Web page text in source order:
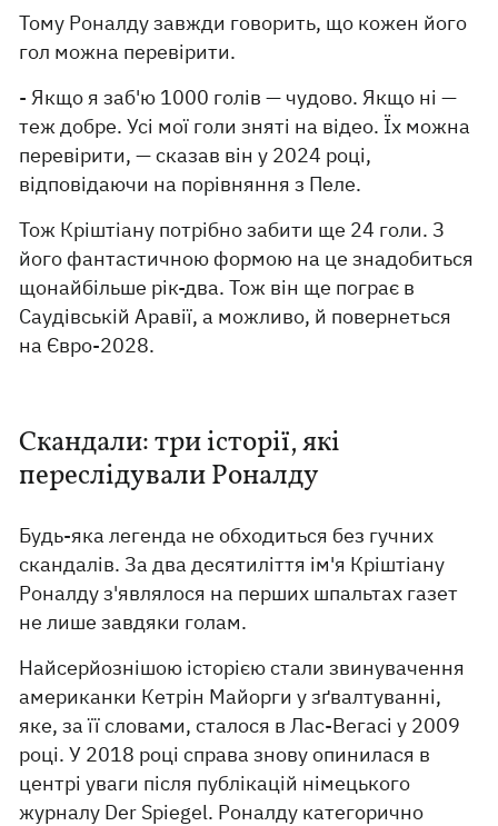
Тому Роналду завжди говорить, що кожен його
гол можна перевірити.
- Якщо я заб'ю 1000 голів — чудово. Якщо ні —
теж добре. Усі мої голи зняті на відео. Їх можна
перевірити, — сказав він у 2024 році,
відповідаючи на порівняння з Пеле.
Тож Кріштіану потрібно забити ще 24 голи. З
його фантастичною формою на це знадобиться
щонайбільше рік-два. Тож він ще пограє в
Саудівській Аравії, а можливо, й повернеться
на Євро-2028.
Скандали: три історії, які
переслідували Роналду
Будь-яка легенда не обходиться без гучних
скандалів. За два десятиліття ім'я Кріштіану
Роналду з'являлося на перших шпальтах газет
не лише завдяки голам.
Найсерйознішою історією стали звинувачення
американки Кетрін Майорги у зґвалтуванні,
яке, за її словами, сталося в Лас-Вегасі у 2009
році. У 2018 році справа знову опинилася в
центрі уваги після публікацій німецького
журналу Der Spiegel. Роналду категорично